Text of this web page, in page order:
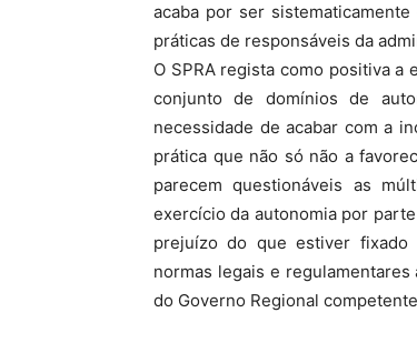
acaba por ser
práticas de responsáveis da
O SPRA regista como positiva
conjunto de domínios de
necessidade de acabar com a
prática que não só não a
parecem questionáveis as
exercício da autonomia por
prejuízo do que estiver fixado
normas legais e
do Governo Regional